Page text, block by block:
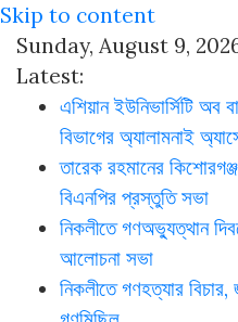
Skip to content
Sunday, August 9,
Latest:
এশিয়ান ইউনিভার্সিটি অব
বিভাগের অ্যালামনাই
তারেক রহমানের
বিএনপির প্রস্তুতি সভা
নিকলীতে গণঅভ্যুত্থান
আলোচনা সভা
নিকলীতে গণহত্যার